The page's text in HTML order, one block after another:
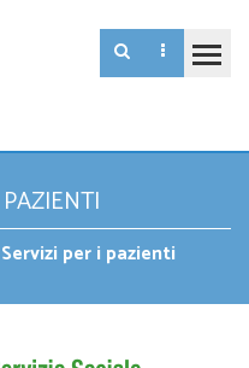
Servizi per i pazienti